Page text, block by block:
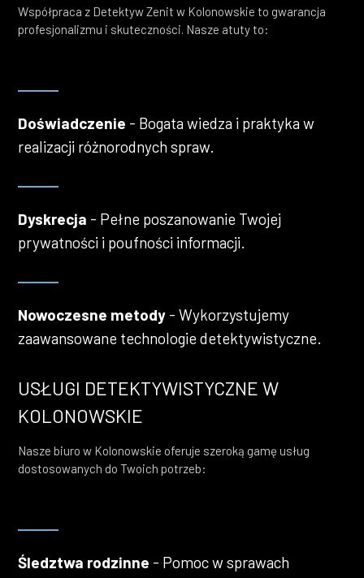
Współpraca z Detektyw Zenit w Kolonowskie to gwarancja
profesjonalizmu i skuteczności. Nasze atuty to:
Doświadczenie - Bogata wiedza i praktyka w
realizacji różnorodnych spraw.
Dyskrecja - Pełne poszanowanie Twojej
prywatności i poufności informacji.
Nowoczesne metody - Wykorzystujemy
zaawansowane technologie detektywistyczne.
USŁUGI DETEKTYWISTYCZNE W
KOLONOWSKIE
Nasze biuro w Kolonowskie oferuje szeroką gamę usług
dostosowanych do Twoich potrzeb:
Śledztwa rodzinne - Pomoc w sprawach